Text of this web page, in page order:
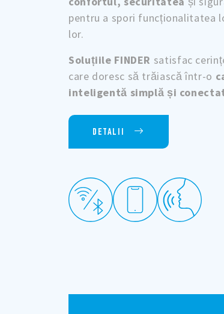
pentru a spori funcționalitatea
lor.
Soluțiile FINDER satisfac
care doresc să trăiască într-o
inteligentă simplă și
DETALII